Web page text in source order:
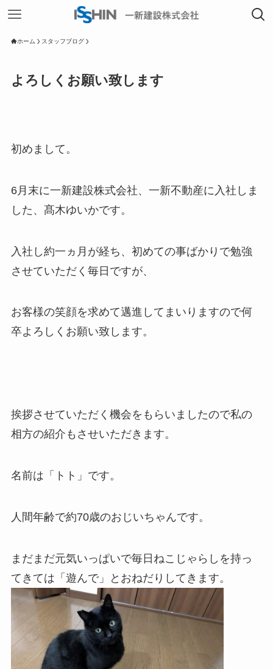
ホーム スタッフブログ
よろしくお願い致します
初めまして。
6月末に一新建設株式会社、一新不動産に入社しま
した、髙木ゆいかです。
入社し約一ヵ月が経ち、初めての事ばかりで勉強
させていただく毎日ですが、
お客様の笑顔を求めて邁進してまいりますので何
卒よろしくお願い致します。
挨拶させていただく機会をもらいましたので私の
相方の紹介もさせいただきます。
名前は「トト」です。
人間年齢で約70歳のおじいちゃんです。
まだまだ元気いっぱいで毎日ねこじゃらしを持っ
てきては「遊んで」とおねだりしてきます。